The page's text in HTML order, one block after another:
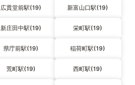
広貫堂前駅(19) 新富山口駅(19)
新庄田中駅(19) 栄町駅(19)
県庁前駅(19) 稲荷町駅(19)
荒町駅(19) 西町駅(19)